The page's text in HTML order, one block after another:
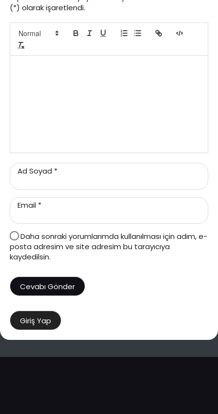
(*) olarak işaretlendi.
Ad Soyad *
Email *
Daha sonraki yorumlarımda kullanılması için adım, e-
posta adresim ve site adresim bu tarayıcıya
kaydedilsin.
Giriş Yap